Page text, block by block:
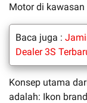
Motor di
Baca juga :
Dealer 3S
Konsep utama
adalah: Ikon